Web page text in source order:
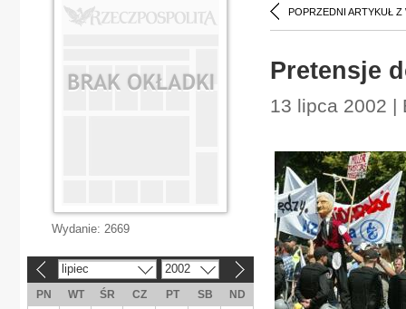
POPRZEDNI ARTYKUŁ Z
Pretensje
13 lipca 2002 |
Wydanie: 2669
lipiec 2002
PN WT ŚR CZ PT SB
ND